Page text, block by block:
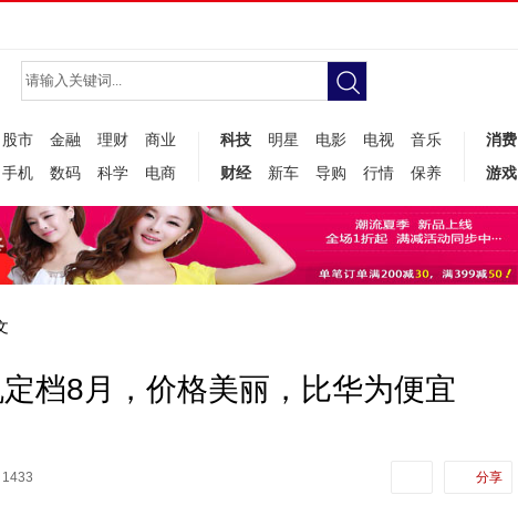
股市 金融 理财
商业
手机 数码 科学 电商
科技 明星 电影 电视
音乐
财经
新车 导购 行情 保养
消费
游戏
档8月，价格美丽，比华为便宜
1433 分享